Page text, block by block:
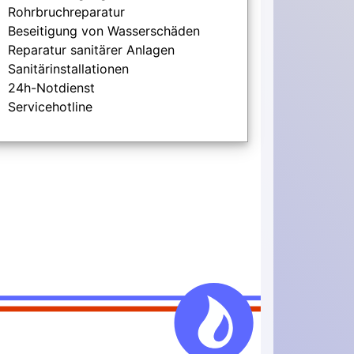
Rohrbruchreparatur
Beseitigung von Wasserschäden
Reparatur sanitärer Anlagen
Sanitärinstallationen
24h-Notdienst
Servicehotline